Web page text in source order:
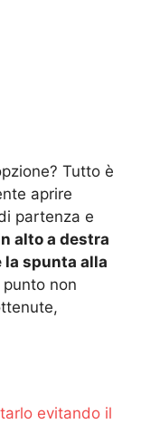
Tutto è
aprire
partenza e
alto a destra
la spunta alla
non
evitando il